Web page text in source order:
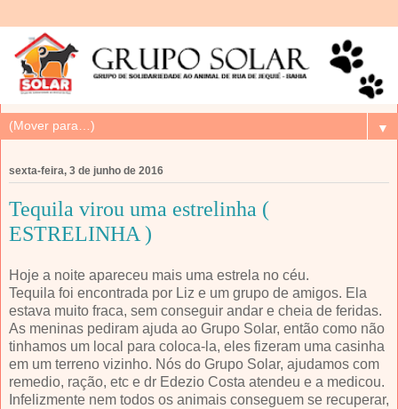
▼
sexta-feira, 3 de junho de 2016
Tequila virou uma estrelinha (
ESTRELINHA )
Hoje a noite apareceu mais uma estrela no céu.
Tequila foi encontrada por Liz e um grupo de amigos. Ela
estava muito fraca, sem conseguir andar e cheia de feridas.
As meninas pediram ajuda ao Grupo Solar, então como não
tinhamos um local para coloca-la, eles fizeram uma casinha
em um terreno vizinho. Nós do Grupo Solar, ajudamos com
remedio, ração, etc e dr Edezio Costa atendeu e a medicou.
Infelizmente nem todos os animais conseguem se recuperar,